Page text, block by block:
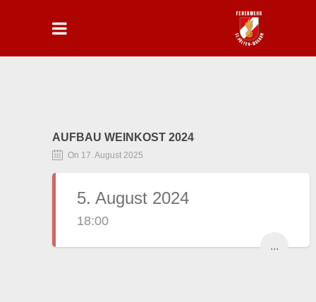
AUFBAU WEINKOST 2024
On 17. August 2025
5. August 2024
18:00
...